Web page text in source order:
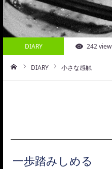
DIARY 242 view
DIARY 小さな感触
一歩踏みしめる
PHOTO&DESIGN
PROFILE
CONTACT